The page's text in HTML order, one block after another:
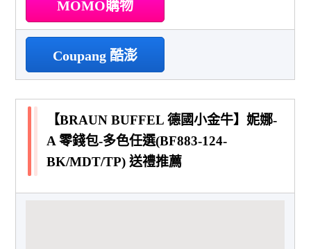
MOMO購物
Coupang 酷澎
【BRAUN BUFFEL 德國小金牛】妮娜-
A 零錢包-多色任選(BF883-124-
BK/MDT/TP) 送禮推薦